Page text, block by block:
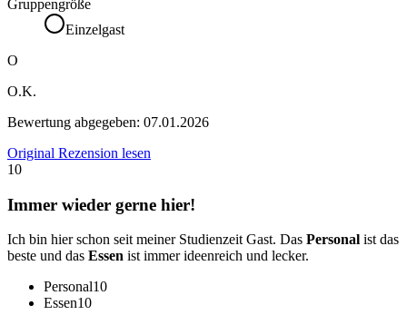
Gruppengröße
Einzelgast
O
O.K.
Bewertung abgegeben: 07.01.2026
Original Rezension lesen
10
Immer wieder gerne hier!
Ich bin hier schon seit meiner Studienzeit Gast. Das Personal ist das
beste und das Essen ist immer ideenreich und lecker.
Personal10
Essen10